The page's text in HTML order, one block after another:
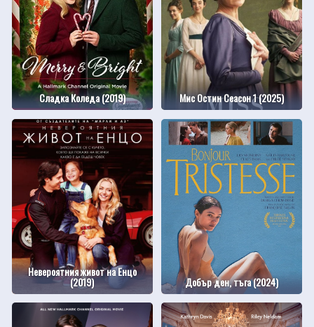
Сладка Коледа (2019) Мис Остин Сеасон 1 (2025)
Невероятния живот на Енцо
(2019) Добър ден, тъга (2024)